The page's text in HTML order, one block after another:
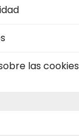
las cookies